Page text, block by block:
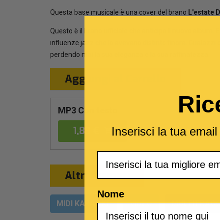
Questa base musicale è una cover del brano L'estate
Questo è il brano ufficiale che anticipa il nuovo album.
influenze jazz che lo avevano distinto finora. Gualazzi
perdendo mai la sua eleganza e la sua raffinatezza.
Aggiungi al Carrello
MP3 Con testo
1,89 €
Altri formati
MIDI KARAOKE VIDEO
Inserisci la tua
Nome